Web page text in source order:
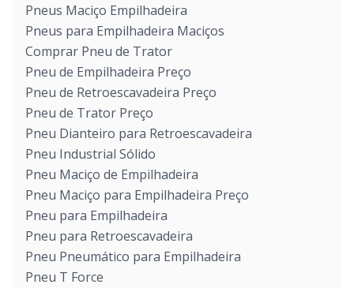
Pneus Maciço Empilhadeira
Pneus para Empilhadeira Maciços
Comprar Pneu de Trator
Pneu de Empilhadeira Preço
Pneu de Retroescavadeira Preço
Pneu de Trator Preço
Pneu Dianteiro para Retroescavadeira
Pneu Industrial Sólido
Pneu Maciço de Empilhadeira
Pneu Maciço para Empilhadeira Preço
Pneu para Empilhadeira
Pneu para Retroescavadeira
Pneu Pneumático para Empilhadeira
Pneu T Force